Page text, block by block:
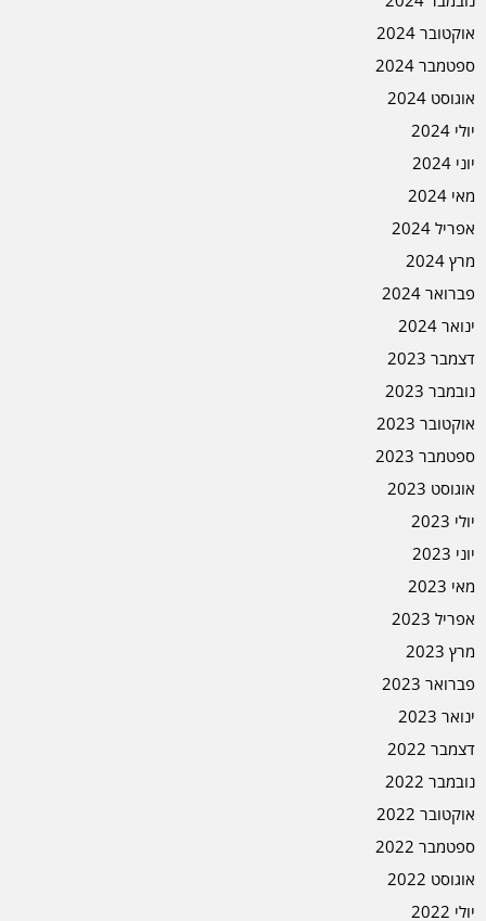
אוקטובר 2024
ספטמבר 2024
אוגוסט 2024
יולי 2024
יוני 2024
מאי 2024
אפריל 2024
מרץ 2024
פברואר 2024
ינואר 2024
דצמבר 2023
נובמבר 2023
אוקטובר 2023
ספטמבר 2023
אוגוסט 2023
יולי 2023
יוני 2023
מאי 2023
אפריל 2023
מרץ 2023
פברואר 2023
ינואר 2023
דצמבר 2022
נובמבר 2022
אוקטובר 2022
ספטמבר 2022
אוגוסט 2022
יולי 2022